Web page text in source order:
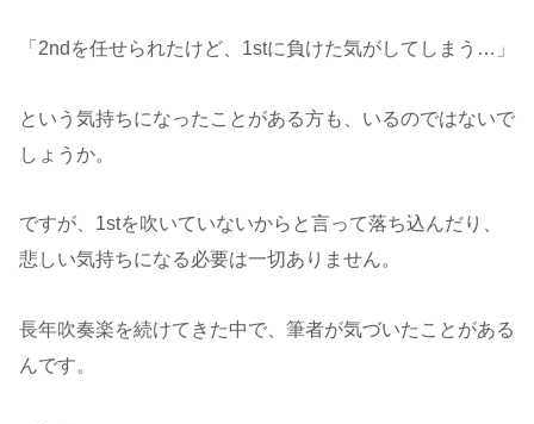
「2ndを任せられたけど、1stに負けた気がしてしまう…」
という気持ちになったことがある方も、いるのではないで
しょうか。
ですが、1stを吹いていないからと言って落ち込んだり、
悲しい気持ちになる必要は一切ありません。
長年吹奏楽を続けてきた中で、筆者が気づいたことがある
んです。